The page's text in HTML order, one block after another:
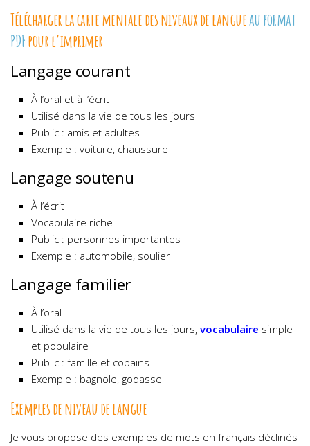
Télécharger la carte mentale des niveaux de langueau format
PDFpour l’imprimer
Langage courant
À l’oral et à l’écrit
Utilisé dans la vie de tous les jours
Public : amis et adultes
Exemple : voiture, chaussure
Langage soutenu
À l’écrit
Vocabulaire riche
Public : personnes importantes
Exemple : automobile, soulier
Langage familier
À l’oral
Utilisé dans la vie de tous les jours, vocabulaire simple
et populaire
Public : famille et copains
Exemple : bagnole, godasse
Exemples de niveau de langue
Je vous propose des exemples de mots en français déclinés